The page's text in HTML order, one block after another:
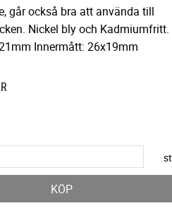
går också bra att använda till
Nickel bly och Kadmiumfritt.
Innermått: 26x19mm
pris:
st
KÖP